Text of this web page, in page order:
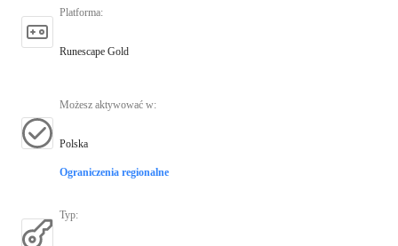
Platforma:
Runescape Gold
Możesz aktywować w:
Polska
Ograniczenia regionalne
Typ: